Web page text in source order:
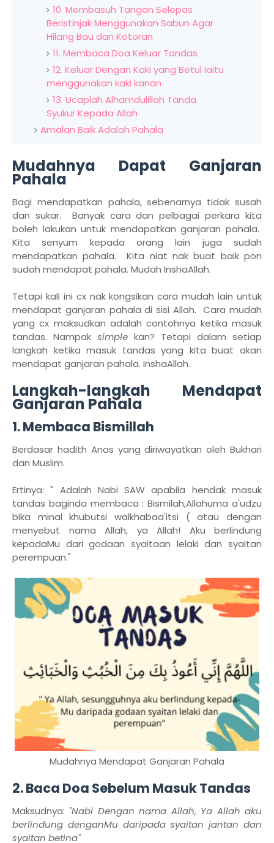
10. Membasuh Tangan Selepas
Beristinjak Menggunakan Sabun Agar
Hilang Bau dan Kotoran
11. Membaca Doa Keluar Tandas
12. Keluar Dengan Kaki yang Betul iaitu
menggunakan kaki kanan
13. Ucaplah Alhamdulillah Tanda
Syukur Kepada Allah
Amalan Baik Adalah Pahala
Mudahnya Dapat Ganjaran
Pahala
Bagi mendapatkan pahala, sebenarnya tidak susah
dan sukar. Banyak cara dan pelbagai perkara kita
boleh lakukan untuk mendapatkan ganjaran pahala.
Kita senyum kepada orang lain juga sudah
mendapatkan pahala. Kita niat nak buat baik pon
sudah mendapat pahala. Mudah InshaAllah.
Tetapi kali ini cx nak kongsikan cara mudah lain untuk
mendapat ganjaran pahala di sisi Allah. Cara mudah
yang cx maksudkan adalah contohnya ketika masuk
tandas. Nampak simple kan? Tetapi dalam setiap
langkah ketika masuk tandas yang kita buat akan
mendapat ganjaran pahala. InshaAllah.
Langkah-langkah Mendapat
Ganjaran Pahala
1. Membaca Bismillah
Berdasar hadith Anas yang diriwayatkan oleh Bukhari
dan Muslim.
Ertinya: " Adalah Nabi SAW apabila hendak masuk
tandas baginda membaca : Bismilah,Allahuma a'udzu
bika minal khubutsi walkhabaa'itsi ( atau dengan
menyebut nama Allah, ya Allah! Aku berlindung
kepadaMu dari godaan syaitaan lelaki dan syaitan
perempuan."
Mudahnya Mendapat Ganjaran Pahala
2. Baca Doa Sebelum Masuk Tandas
Maksudnya: "Nabi Dengan nama Allah, Ya Allah aku
berlindung denganMu daripada syaitan jantan dan
syaitan betina"